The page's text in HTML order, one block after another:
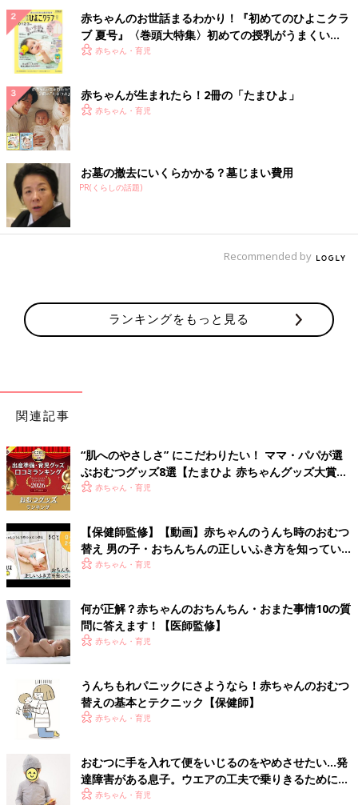
赤ちゃんのお世話まるわかり！『初めてのひよこクラ
ブ 夏号』〈巻頭大特集〉初めての授乳がうまくい
く！ おっぱい・ミルクの基本と夏のトラブル 解決テ
赤ちゃん・育児
赤ちゃんが生まれたら！2冊の「たまひよ」
赤ちゃん・育児
お墓の撤去にいくらかかる？墓じまい費用
PR(くらしの話題)
Recommended by
ランキングをもっと見る
関連記事
“肌へのやさしさ” にこだわりたい！ ママ・パパが選
ぶおむつグッズ8選【たまひよ 赤ちゃんグッズ大賞
2026】
赤ちゃん・育児
【保健師監修】【動画】赤ちゃんのうんち時のおむつ
替え 男の子・おちんちんの正しいふき方を知ってい
る？赤ちゃん・育児
何が正解？赤ちゃんのおちんちん・おまた事情10の質
問に答えます！【医師監修】
赤ちゃん・育児
うんちもれパニックにさようなら！赤ちゃんのおむつ
替えの基本とテクニック【保健師】
赤ちゃん・育児
おむつに手を入れて便をいじるのをやめさせたい…発
達障害がある息子。ウエアの工夫で乗りきるために
【体験談】
赤ちゃん・育児